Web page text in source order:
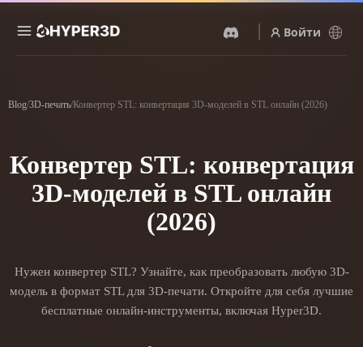
Войти
Rodin ChatAvatar
Функции
Загрузите изображение и
получите 3D-объект
От текстового запроса к 3D-
объекту — мгновенно.
AI-Видеогенератор
Создавайте видео из текста
API
Встройте наш креативный
ИИ в своё приложение или
рабочий процесс.
Цены
Ресурсы
История Исследования Блог
Blog/3D-печать/Конвертер STL: конвертация 3D-моделей в STL онлайн (2026)
Конвертер STL: конвертация
3D-моделей в STL онлайн
(2026)
Нужен конвертер STL? Узнайте, как преобразовать любую 3D-
модель в формат STL для 3D-печати. Откройте для себя лучшие
бесплатные онлайн-инструменты, включая Hyper3D.